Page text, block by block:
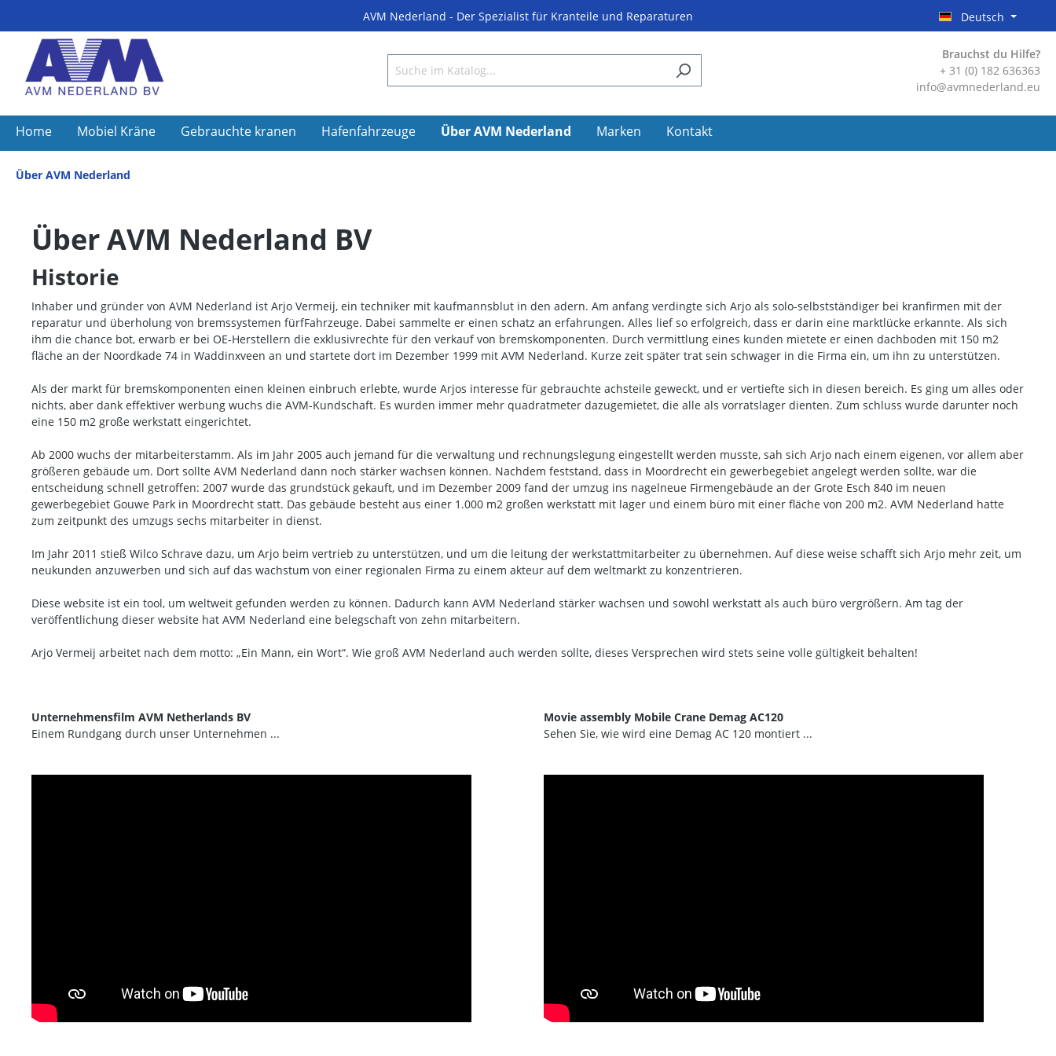
AVM Nederland - Der Spezialist für Kranteile und Reparaturen Deutsch
Brauchst du Hilfe?
+ 31 (0) 182 636363
info@avmnederland.eu
Home Mobiel Kräne Gebrauchte kranen Hafenfahrzeuge Über AVM Nederland Marken Kontakt
Über AVM Nederland
Über AVM Nederland BV
Historie
Inhaber und gründer von AVM Nederland ist Arjo Vermeij, ein techniker mit kaufmannsblut in den adern. Am anfang verdingte sich Arjo als solo-selbstständiger bei kranfirmen mit der
reparatur und überholung von bremssystemen fürfFahrzeuge. Dabei sammelte er einen schatz an erfahrungen. Alles lief so erfolgreich, dass er darin eine marktlücke erkannte. Als sich
ihm die chance bot, erwarb er bei OE-Herstellern die exklusivrechte für den verkauf von bremskomponenten. Durch vermittlung eines kunden mietete er einen dachboden mit 150 m2
fläche an der Noordkade 74 in Waddinxveen an und startete dort im Dezember 1999 mit AVM Nederland. Kurze zeit später trat sein schwager in die Firma ein, um ihn zu unterstützen.
Als der markt für bremskomponenten einen kleinen einbruch erlebte, wurde Arjos interesse für gebrauchte achsteile geweckt, und er vertiefte sich in diesen bereich. Es ging um alles oder
nichts, aber dank effektiver werbung wuchs die AVM-Kundschaft. Es wurden immer mehr quadratmeter dazugemietet, die alle als vorratslager dienten. Zum schluss wurde darunter noch
eine 150 m2 große werkstatt eingerichtet.
Ab 2000 wuchs der mitarbeiterstamm. Als im Jahr 2005 auch jemand für die verwaltung und rechnungslegung eingestellt werden musste, sah sich Arjo nach einem eigenen, vor allem aber
größeren gebäude um. Dort sollte AVM Nederland dann noch stärker wachsen können. Nachdem feststand, dass in Moordrecht ein gewerbegebiet angelegt werden sollte, war die
entscheidung schnell getroffen: 2007 wurde das grundstück gekauft, und im Dezember 2009 fand der umzug ins nagelneue Firmengebäude an der Grote Esch 840 im neuen
gewerbegebiet Gouwe Park in Moordrecht statt. Das gebäude besteht aus einer 1.000 m2 großen werkstatt mit lager und einem büro mit einer fläche von 200 m2. AVM Nederland hatte
zum zeitpunkt des umzugs sechs mitarbeiter in dienst.
Im Jahr 2011 stieß Wilco Schrave dazu, um Arjo beim vertrieb zu unterstützen, und um die leitung der werkstattmitarbeiter zu übernehmen. Auf diese weise schafft sich Arjo mehr zeit, um
neukunden anzuwerben und sich auf das wachstum von einer regionalen Firma zu einem akteur auf dem weltmarkt zu konzentrieren.
Diese website ist ein tool, um weltweit gefunden werden zu können. Dadurch kann AVM Nederland stärker wachsen und sowohl werkstatt als auch büro vergrößern. Am tag der
veröffentlichung dieser website hat AVM Nederland eine belegschaft von zehn mitarbeitern.
Arjo Vermeij arbeitet nach dem motto: „Ein Mann, ein Wort“. Wie groß AVM Nederland auch werden sollte, dieses Versprechen wird stets seine volle gültigkeit behalten!
Unternehmensfilm AVM Netherlands BV
Einem Rundgang durch unser Unternehmen ...
Movie assembly Mobile Crane Demag AC120
Sehen Sie, wie wird eine Demag AC 120 montiert ...